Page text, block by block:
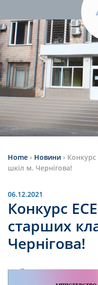
Home › Новини › Конкурс
шкіл м. Чернігова!
06.12.2021
Конкурс
старших
Чернігова!